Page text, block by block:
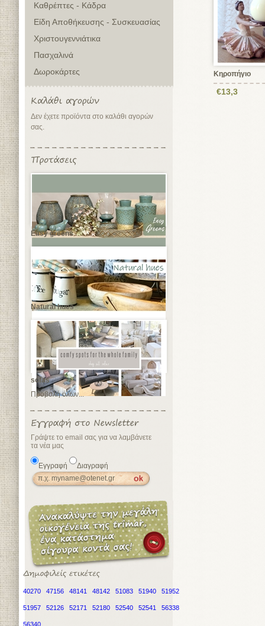
Καθρέπτες - Κάδρα
Είδη Αποθήκευσης - Συσκευασίας
Χριστουγεννιάτικα
Πασχαλινά
Δωροκάρτες
Δεν έχετε προϊόντα στο καλάθι αγορών
σας.
Easy greens
Natural hues
sofas
Προβολή όλων...
Γράψτε το email σας για να λαμβάνετε
τα νέα μας
Εγγραφή Διαγραφή
40270 47156 48141 48142 51083 51940 51952
51957 52126 52171 52180 52540 52541 56338
56340
Κηροπήγιο
€13,3